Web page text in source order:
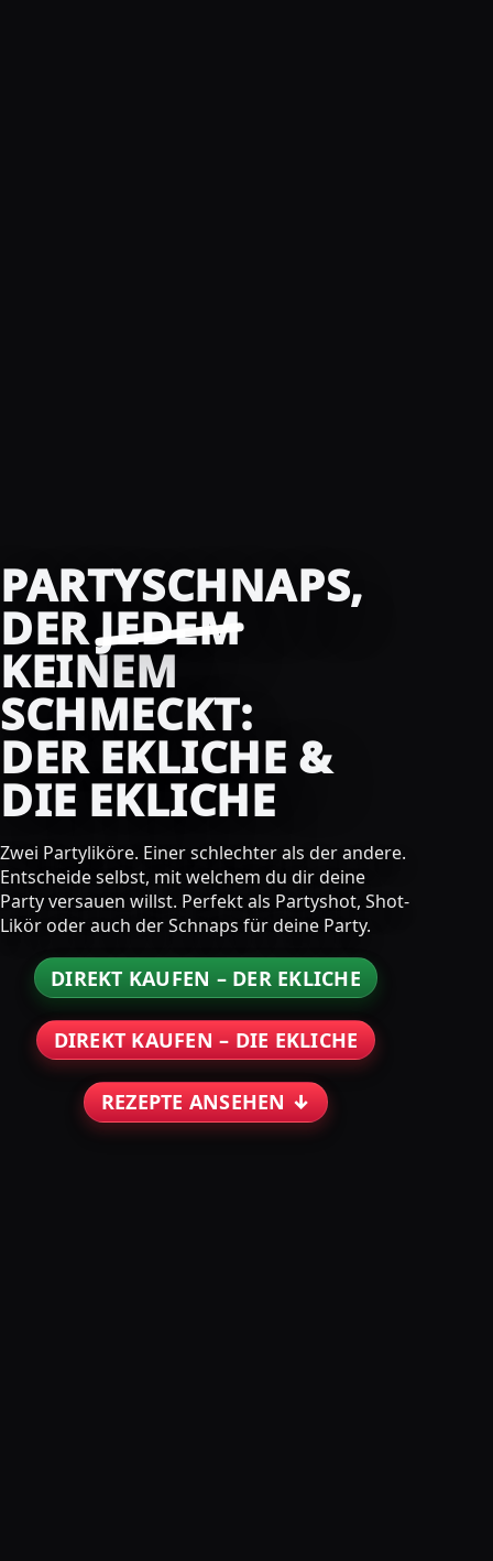
PARTYSCHNAPS,
DERJEDEM
KEINEM
SCHMECKT:
DER EKLICHE &
DIE EKLICHE
Zwei Partyliköre. Einer schlechter als der andere.
Entscheide selbst, mit welchem du dir deine
Party versauen willst. Perfekt als Partyshot, Shot-
Likör oder auch der Schnaps für deine Party.
DIREKT KAUFEN – DER EKLICHE
DIREKT KAUFEN – DIE EKLICHE
REZEPTE ANSEHEN ↓